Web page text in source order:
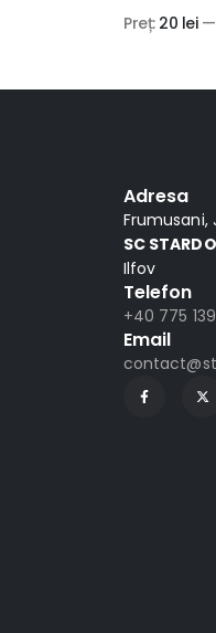
Preț: 20 lei—
Adresa
Frumusani,
SC
Ilfov
Telefon
+40 775
Email